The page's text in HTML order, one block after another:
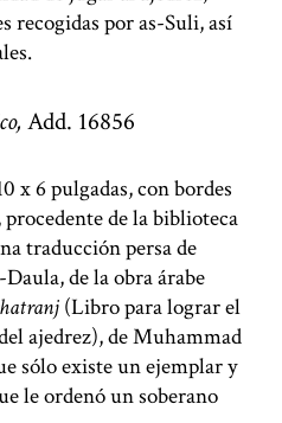
recogidas por as-Suli, así
Add. 16856
x 6 pulgadas, con bordes
procedente de la biblioteca
traducción persa de
de la obra árabe
(Libro para lograr el
ajedrez), de Muhammad
sólo existe un ejemplar y
le ordenó un soberano